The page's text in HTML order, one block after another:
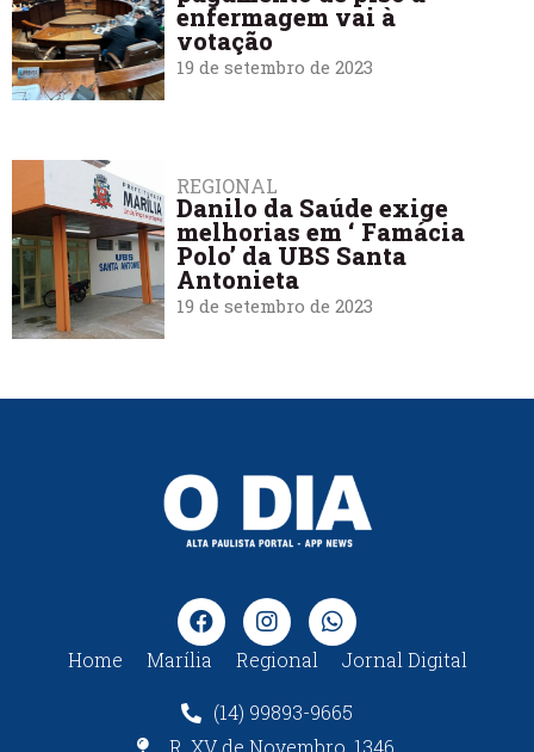
enfermagem vai à
votação
19 de setembro de 2023
REGIONAL
Danilo da Saúde exige
melhorias em ‘ Famácia
Polo’ da UBS Santa
Antonieta
19 de setembro de 2023
Home Marília Regional Jornal Digital
(14) 99893-9665
R. XV de Novembro, 1346